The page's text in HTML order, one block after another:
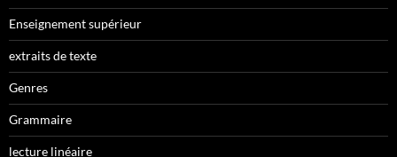
Enseignement supérieur
extraits de texte
Genres
Grammaire
lecture linéaire